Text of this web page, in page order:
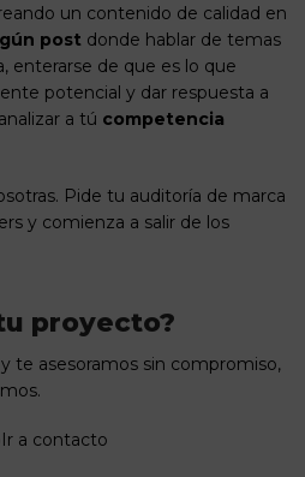
un contenido de calidad en
post donde hablar de temas
enterarse de que es lo que
potencial y dar respuesta a
a tú competencia
Pide tu auditoría de marca
y comienza a salir de los
proyecto?
te asesoramos sin compromiso,
Ir a contacto